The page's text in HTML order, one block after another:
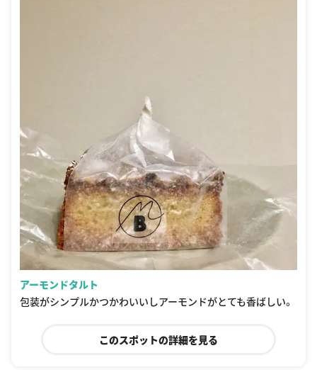
アーモンドタルト
包装がシンプルかつかわいいしアーモンドがとても香ばしい。
このスポットの詳細を見る